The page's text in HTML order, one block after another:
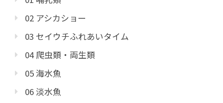
02 アシカショー
03 セイウチふれあいタイム
04 爬虫類・両生類
05 海水魚
06 淡水魚